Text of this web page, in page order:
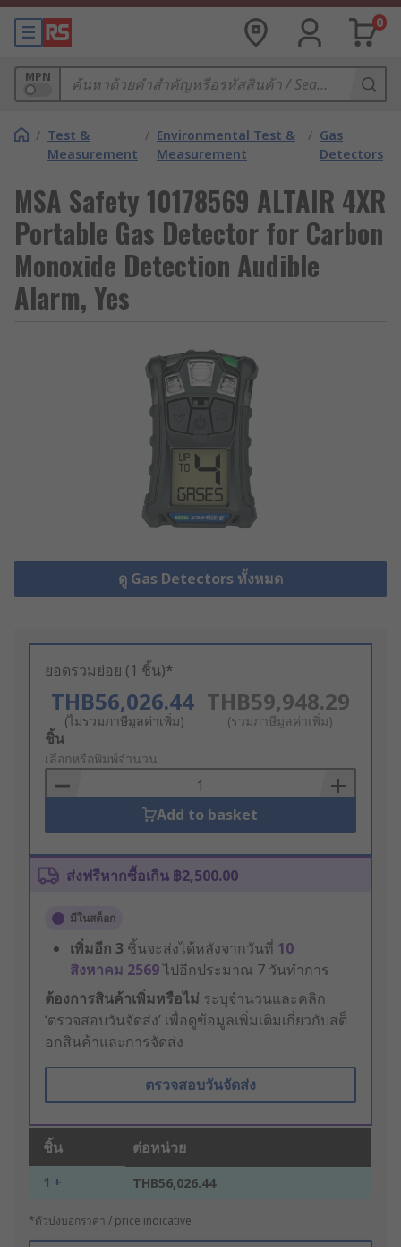
0
MPN
/ Test &
Measurement
/ Environmental Test &
Measurement
/ Gas
Detectors
MSA Safety 10178569 ALTAIR 4XR
Portable Gas Detector for Carbon
Monoxide Detection Audible
Alarm, Yes
ดู Gas Detectors ทั้งหมด
ยอดรวมย่อย (1 ชิ้น)*
THB56,026.44
(ไม่รวมภาษีมูลค่าเพิ่ม)
THB59,948.29
(รวมภาษีมูลค่าเพิ่ม)
Add
to
Basket
ชิ้น
เลือกหรือพิมพ์จำนวน
Add to basket
ส่งฟรีหากซื้อเกิน ฿2,500.00
มีในสต็อก
เพิ่มอีก 3 ชิ้นจะส่งได้หลังจากวันที่ 10
สิงหาคม 2569ไปอีกประมาณ 7 วันทำการ
ต้องการสินค้าเพิ่มหรือไม่ ระบุจำนวนและคลิก
‘ตรวจสอบวันจัดส่ง’ เพื่อดูข้อมูลเพิ่มเติมเกี่ยวกับสต็
อกสินค้าและการจัดส่ง
ตรวจสอบวันจัดส่ง
ชิ้น ต่อหน่วย
1 + THB56,026.44
*ตัวบ่งบอกราคา / price indicative